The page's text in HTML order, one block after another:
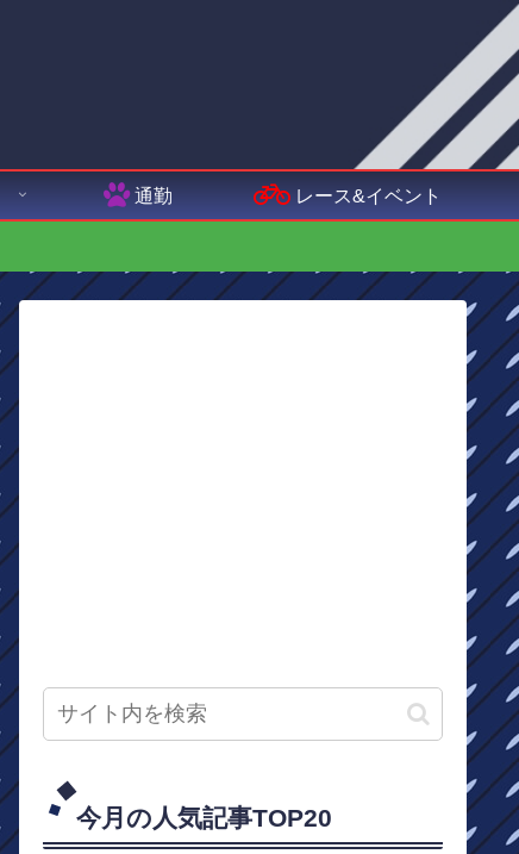
通勤 レース&イベント
今月の人気記事TOP20